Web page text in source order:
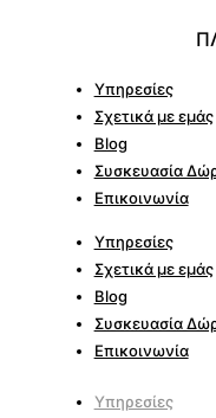
Υπηρεσίες
Σχετικά με εμάς
Blog
Συσκευασία
Επικοινωνία
Υπηρεσίες
Σχετικά με εμάς
Blog
Συσκευασία
Επικοινωνία
Υπηρεσίες